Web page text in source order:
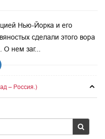
Нью-Йорка и его
сделали этого вора
нем заг...
– Россия.)